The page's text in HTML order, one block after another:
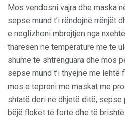
Mos vendosni vajra dhe maska
sepse mund t’i rëndojnë rrënjët
e neglizhoni mbrojtjen nga
tharësen në temperaturë më të
shumë të shtrënguara dhe mos
sepse mund t’i thyejnë më lehtë
mos e teproni me maskat me
shtatë deri në dhjetë ditë, sepse
bëjë flokët të fortë dhe të brishtë.